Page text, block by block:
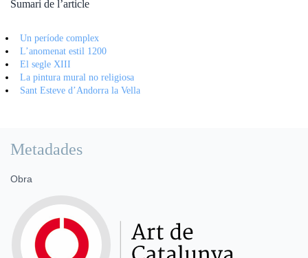
Sumari de l’article
Un període complex
L’anomenat estil 1200
El segle XIII
La pintura mural no religiosa
Sant Esteve d’Andorra la Vella
Metadades
Obra